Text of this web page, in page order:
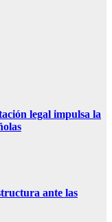
legal impulsa la
ante las